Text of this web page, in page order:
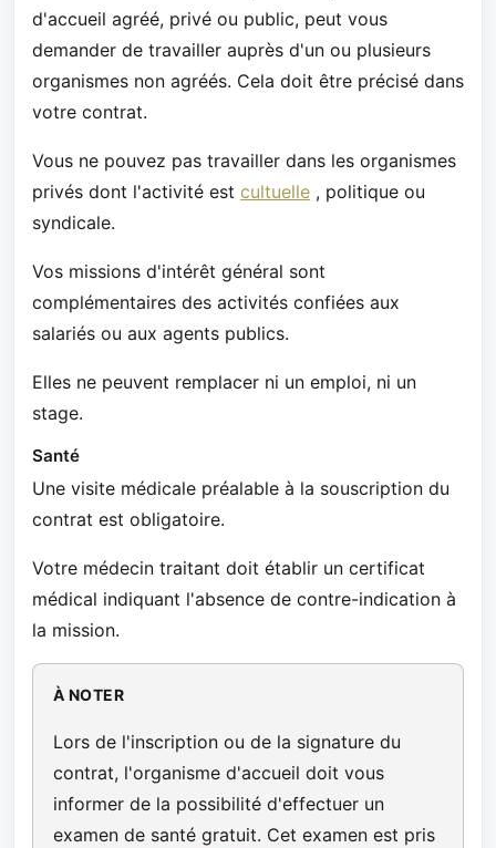
d'accueil agréé, privé ou public, peut vous
demander de travailler auprès d'un ou plusieurs
organismes non agréés. Cela doit être précisé dans
votre contrat.
Vous ne pouvez pas travailler dans les organismes
privés dont l'activité est cultuelle , politique ou
syndicale.
Vos missions d'intérêt général sont
complémentaires des activités confiées aux
salariés ou aux agents publics.
Elles ne peuvent remplacer ni un emploi, ni un
stage.
Santé
Une visite médicale préalable à la souscription du
contrat est obligatoire.
Votre médecin traitant doit établir un certificat
médical indiquant l'absence de contre-indication à
la mission.
À NOTER
Lors de l'inscription ou de la signature du
contrat, l'organisme d'accueil doit vous
informer de la possibilité d'effectuer un
examen de santé gratuit. Cet examen est pris